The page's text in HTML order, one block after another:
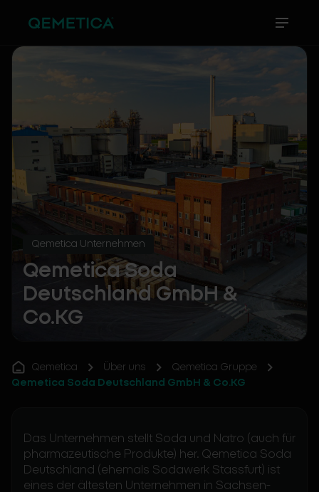
Qemetica Unternehmen
Qemetica Soda
Deutschland GmbH &
Co.KG
Qemetica Über uns
Qemetica Gruppe
Qemetica Soda Deutschland GmbH & Co.KG
Das Unternehmen stellt Soda und Natro (auch für
pharmazeutische Produkte) her. Qemetica Soda
Deutschland (ehemals Sodawerk Stassfurt) ist
eines der ältesten Unternehmen in Sachsen-